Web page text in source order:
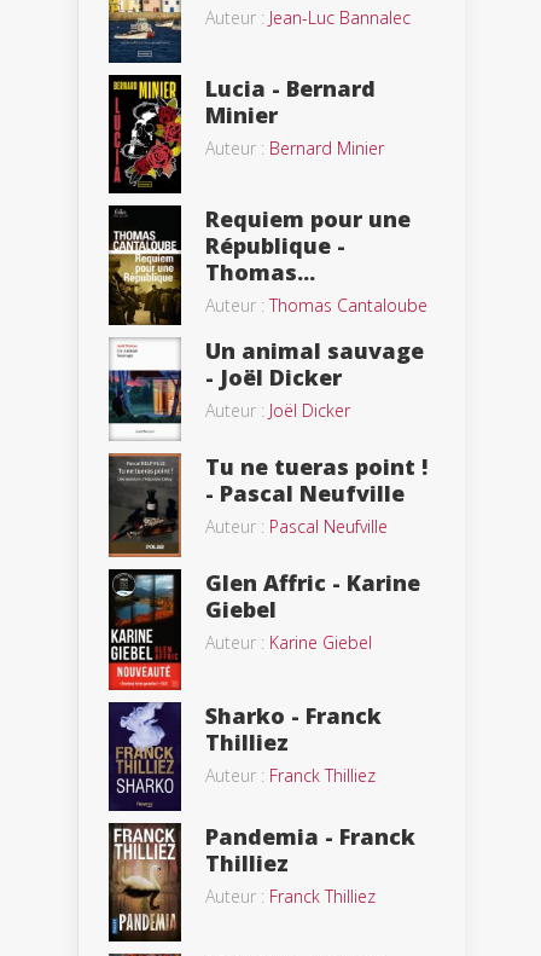
Auteur : Jean-Luc Bannalec
Lucia - Bernard
Minier
Auteur : Bernard Minier
Requiem pour une
République -
Thomas...
Auteur :Thomas Cantaloube
Un animal sauvage
- Joël Dicker
Auteur : Joël Dicker
Tu ne tueras point !
- Pascal Neufville
Auteur : Pascal Neufville
Glen Affric - Karine
Giebel
Auteur : Karine Giebel
Sharko - Franck
Thilliez
Auteur : Franck Thilliez
Pandemia - Franck
Thilliez
Auteur : Franck Thilliez